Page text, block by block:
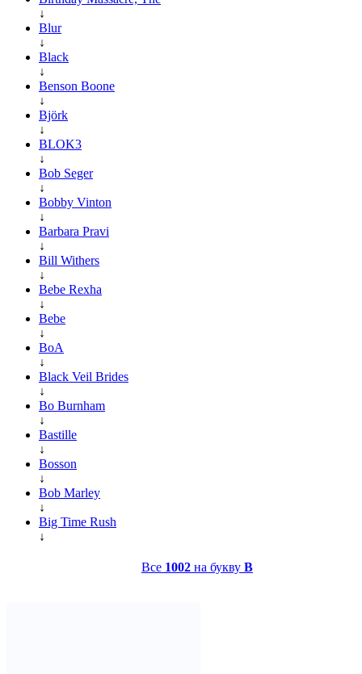
↓
Blur
↓
Black
↓
Benson Boone
↓
Björk
↓
BLOK3
↓
Bob Seger
↓
Bobby Vinton
↓
Barbara Pravi
↓
Bill Withers
↓
Bebe Rexha
↓
Bebe
↓
BoA
↓
Black Veil Brides
↓
Bo Burnham
↓
Bastille
↓
Bosson
↓
Bob Marley
↓
Big Time Rush
↓
Все 1002 на букву B